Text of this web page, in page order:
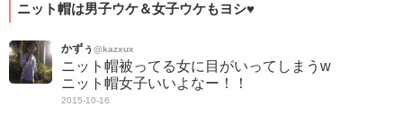
ニット帽は男子ウケ＆女子ウケもヨシ♥
かずぅ @kazxux
ニット帽被ってる女に目がいってしまうw
ニット帽女子いいよなー！！
2015-10-16